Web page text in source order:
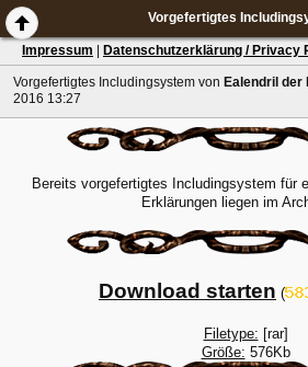
Vorgefertigtes
Impressum Datenschutzerklärung / Privacy
Vorgefertigtes Includingsystem von Ealendril der
2016 13:27
Bereits vorgefertigtes Includingsystem für
Erklärungen liegen im
Download starten (
Filetype: [rar]
Größe: 576Kb